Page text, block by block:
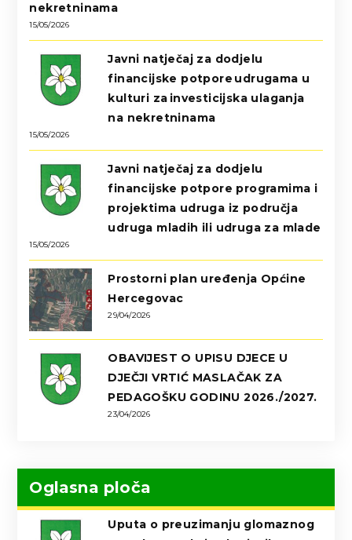
nekretninama
15/05/2026
Javni natječaj za dodjelu
financijske potpore udrugama u
kulturi za investicijska ulaganja
na nekretninama
15/05/2026
Javni natječaj za dodjelu
financijske potpore programima i
projektima udruga iz područja
udruga mladih ili udruga za mlade
15/05/2026
Prostorni plan uređenja Općine
Hercegovac
29/04/2026
OBAVIJEST O UPISU DJECE U
DJEČJI VRTIĆ MASLAČAK ZA
PEDAGOŠKU GODINU 2026./2027.
23/04/2026
Oglasna ploča
Uputa o preuzimanju glomaznog